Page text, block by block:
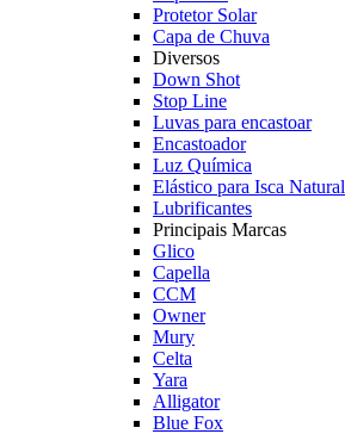
Protetor Solar
Capa de Chuva
Diversos
Down Shot
Stop Line
Luvas para encastoar
Encastoador
Luz Química
Elástico para Isca Natural
Lubrificantes
Principais Marcas
Glico
Capella
CCM
Owner
Mury
Celta
Yara
Alligator
Blue Fox